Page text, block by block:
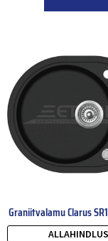
Graniitvalamu Clarus